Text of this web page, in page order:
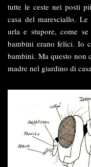
tutte le ceste nei posti
casa del maresciallo.
urla e stupore, come
bambini erano felici. Io
bambini. Ma questo non
madre nel giardino di